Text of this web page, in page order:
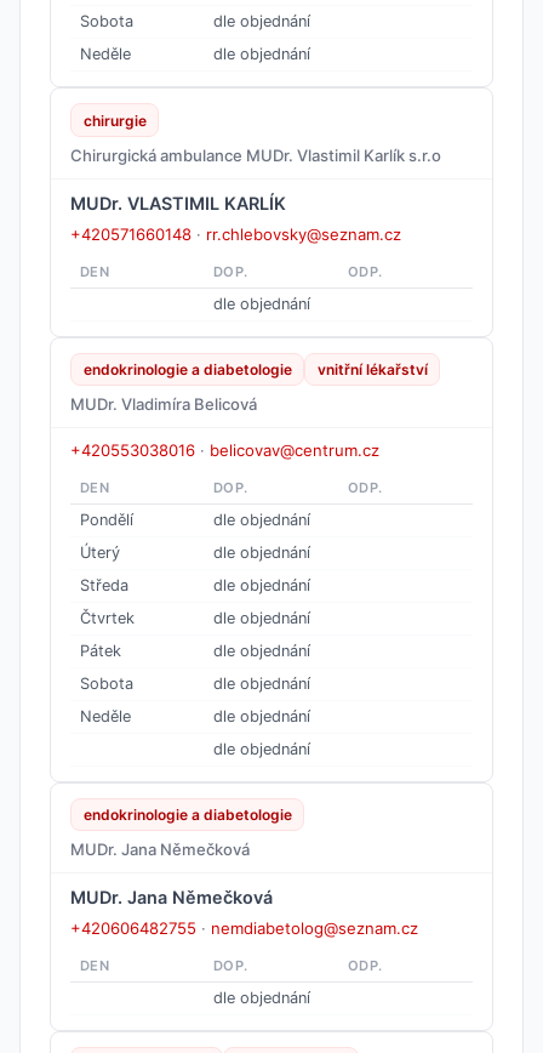
Sobota
dle objednání
Neděle
dle objednání
chirurgie
Chirurgická ambulance MUDr. Vlastimil Karlík s.r.o
MUDr. VLASTIMIL KARLÍK
+420571660148 · rr.chlebovsky@seznam.cz
DEN DOP. ODP.
dle objednání
endokrinologie a diabetologie vnitřní lékařství
MUDr. Vladimíra Belicová
+420553038016 · belicovav@centrum.cz
DEN DOP. ODP.
Pondělí
dle objednání
Úterý
dle objednání
Středa
dle objednání
Čtvrtek
dle objednání
Pátek
dle objednání
Sobota
dle objednání
Neděle
dle objednání
dle objednání
endokrinologie a diabetologie
MUDr. Jana Němečková
MUDr. Jana Němečková
+420606482755 · nemdiabetolog@seznam.cz
DEN DOP. ODP.
dle objednání